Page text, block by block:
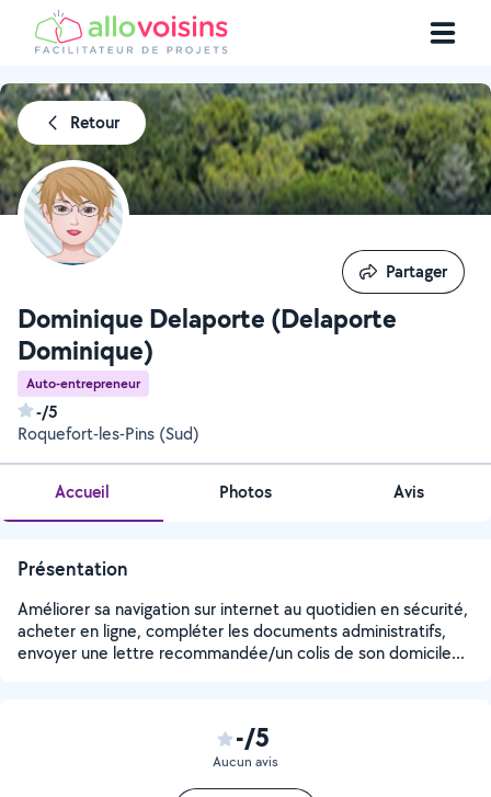
Retour
Dominique Delaporte (Delaporte
Dominique)
Auto-entrepreneur
-/5
Roquefort-les-Pins (Sud)
Partager
Partager
Accueil Photos Avis
Présentation
Améliorer sa navigation sur internet au quotidien en sécurité,
acheter en ligne, compléter les documents administratifs,
envoyer une lettre recommandée/un colis de son domicile...
-/5
Aucun avis